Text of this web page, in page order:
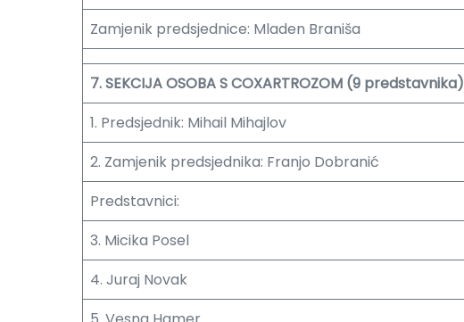
Zamjenik predsjednice: Mladen Braniša
7. SEKCIJA OSOBA S COXARTROZOM (9 predstavnika)
1. Predsjednik: Mihail Mihajlov
2. Zamjenik predsjednika: Franjo Dobranić
Predstavnici:
3. Micika Posel
4. Juraj Novak